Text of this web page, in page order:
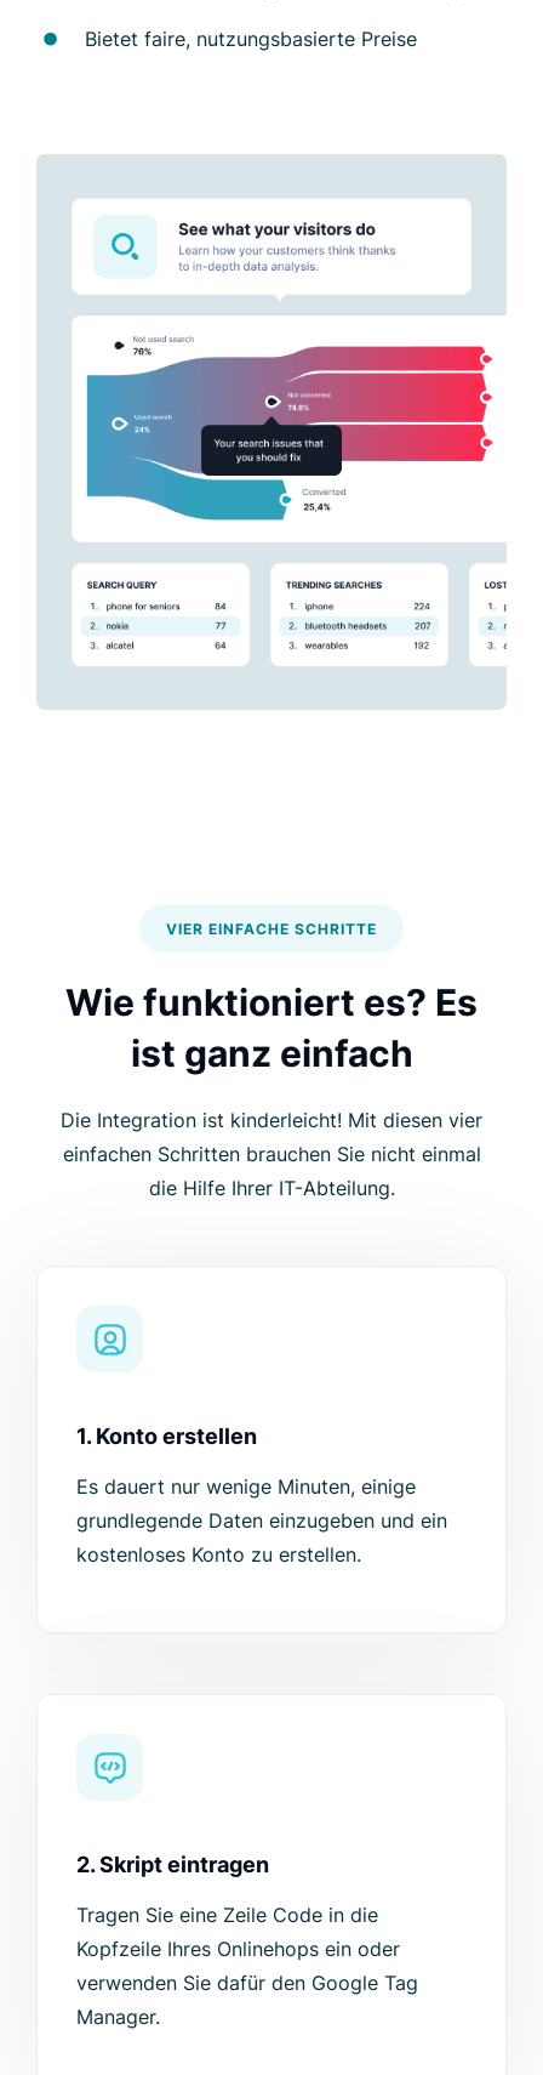
Bietet faire, nutzungsbasierte Preise
VIER EINFACHE SCHRITTE
Wie funktioniert es? Es
ist ganz einfach
Die Integration ist kinderleicht! Mit diesen vier
einfachen Schritten brauchen Sie nicht einmal
die Hilfe Ihrer IT-Abteilung.
1. Konto erstellen
Es dauert nur wenige Minuten, einige
grundlegende Daten einzugeben und ein
kostenloses Konto zu erstellen.
2. Skript eintragen
Tragen Sie eine Zeile Code in die
Kopfzeile Ihres Onlinehops ein oder
verwenden Sie dafür den Google Tag
Manager.